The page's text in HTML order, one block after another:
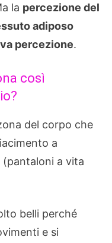
la percezione del
adiposo
percezione.
così
del corpo che
a
a vita
belli perché
e si